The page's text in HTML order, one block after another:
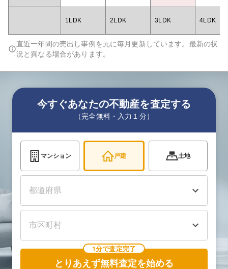
1LDK 2LDK 3LDK 4LDK
直近一年間の売出し事例を元に毎月更新しています。最新の状
況と異なる場合があります。
今すぐあなたの不動産を査定する
（完全無料・入力１分）
マンション 戸建 土地
1分で査定完了
とりあえず無料査定を始める